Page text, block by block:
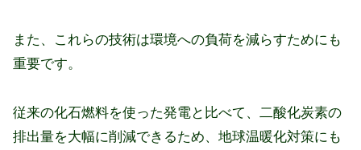
また、これらの技術は環境への負荷を減らすためにも
重要です。
従来の化石燃料を使った発電と比べて、二酸化炭素の
排出量を大幅に削減できるため、地球温暖化対策にも